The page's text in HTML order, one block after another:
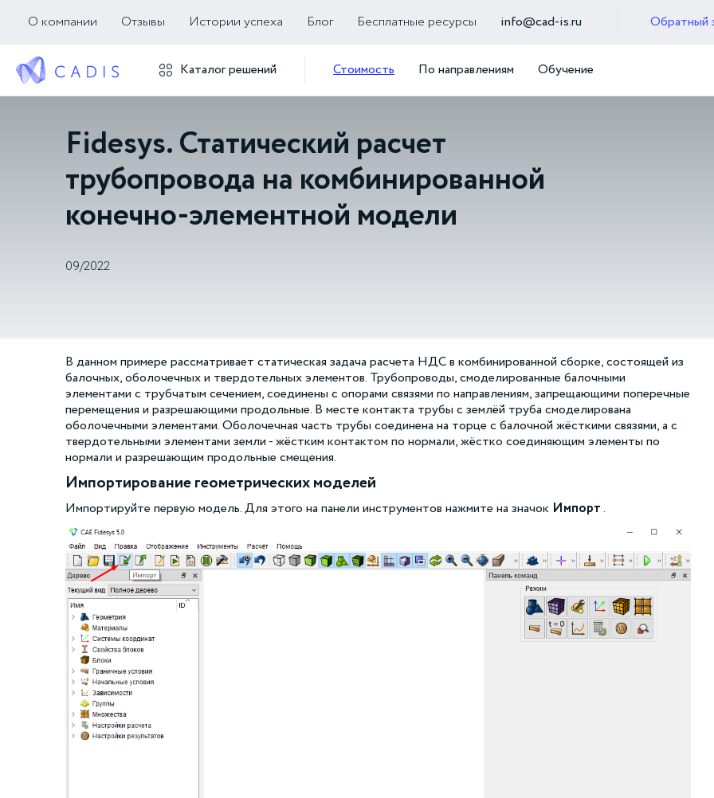
О компании Отзывы Истории успеха Блог Бесплатные ресурсы info@cad-is.ru Обратный
Каталог решений Стоимость По направлениям Обучение
Fidesys. Статический расчет
трубопровода на комбинированной
конечно-элементной модели
09/2022
В данном примере рассматривает статическая задача расчета НДС в комбинированной сборке, состоящей из
балочных, оболочечных и твердотельных элементов. Трубопроводы, смоделированные балочными
элементами с трубчатым сечением, соединены с опорами связями по направлениям, запрещающими поперечные
перемещения и разрешающими продольные. В месте контакта трубы с землёй труба смоделирована
оболочечными элементами. Оболочечная часть трубы соединена на торце с балочной жёсткими связями, а с
твердотельными элементами земли - жёстким контактом по нормали, жёстко соединяющим элементы по
нормали и разрешающим продольные смещения.
Импортирование геометрических моделей
Импортируйте первую модель. Для этого на панели инструментов нажмите на значок Импорт .